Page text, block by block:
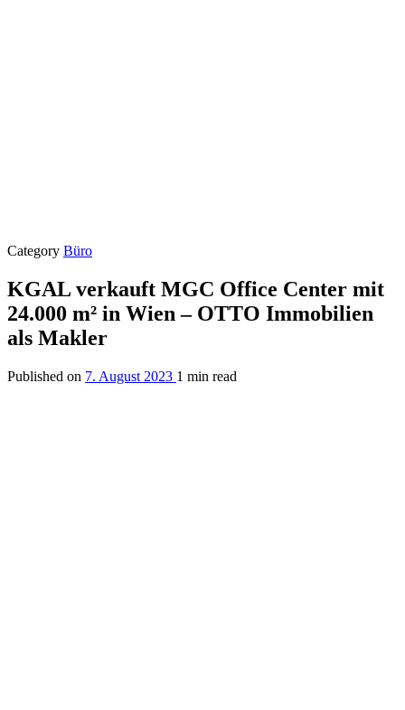
Category Büro
KGAL verkauft MGC Office Center mit
24.000 m² in Wien – OTTO Immobilien
als Makler
Published on 7. August 2023 1 min read